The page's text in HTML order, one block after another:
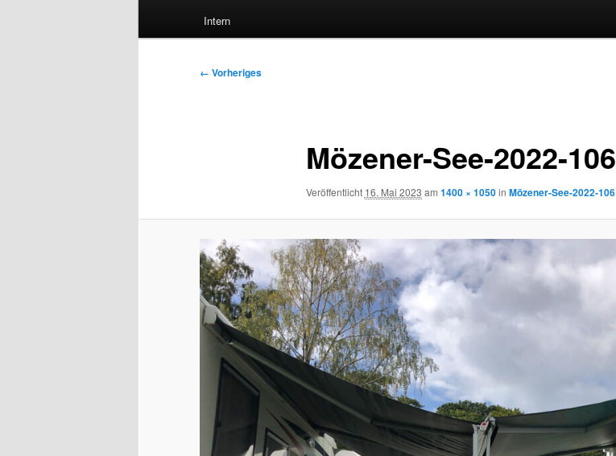
Intern
Bilder-
← Vorheriges
Mözener-See-2022-106
Veröffentlicht 16. Mai 2023 am 1400 × 1050in Mözener-See-2022-106